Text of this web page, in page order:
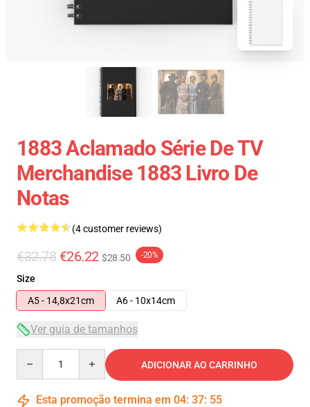
1883 Aclamado Série De TV
Merchandise 1883 Livro De
Notas
(4 customer reviews)
€32.78 €26.22 $28.50 -20%
Size
A5 - 14,8x21cm
A6 - 10x14cm
Ver guia de tamanhos
ADICIONAR AO CARRINHO
Esta promoção termina em 04: 37: 54